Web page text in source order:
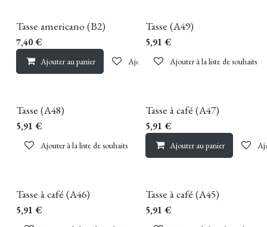
Tasse americano (B2)
7,40 €
Ajouter au panier Ajouter à la liste de souhaits
Tasse (A49)
5,91 €
Ajouter à la liste de souhaits
Tasse (A48)
5,91 €
Ajouter à la liste de souhaits
Tasse à café (A47)
5,91 €
Ajouter au panier
Tasse à café (A46)
5,91 €
Tasse à café (A45)
5,91 €